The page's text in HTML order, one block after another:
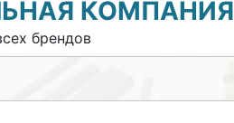
КОМПАНИЯ
брендов